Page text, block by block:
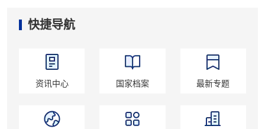
快捷导航
资讯中心 国家档案 最新专题